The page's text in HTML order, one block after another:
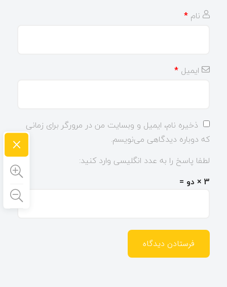
نام *
ایمیل *
ذخیره نام، ایمیل و وبسایت من در مرورگر برای زمانی
که دوباره دیدگاهی می‌نویسم.
لطفا پاسخ را به عدد انگلیسی وارد کنید:
3 × دو =
×